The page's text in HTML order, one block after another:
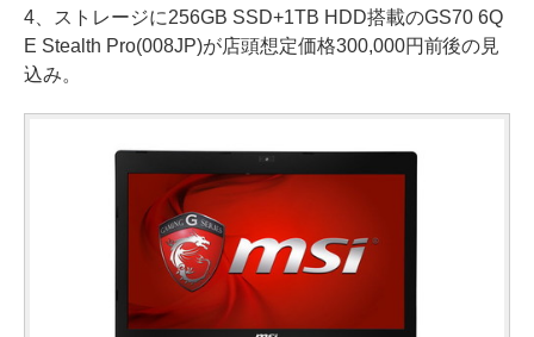
4、ストレージに256GB SSD+1TB HDD搭載のGS70 6Q
E Stealth Pro(008JP)が店頭想定価格300,000円前後の見
込み。